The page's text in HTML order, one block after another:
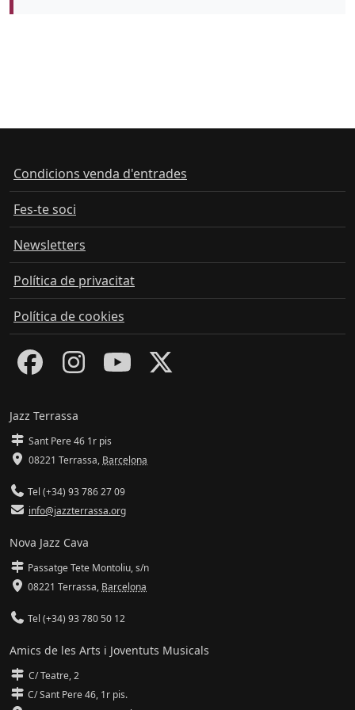
Condicions venda d'entrades
Fes-te soci
Newsletters
Política de privacitat
Política de cookies
Jazz Terrassa
Sant Pere 46 1r pis
08221 Terrassa, Barcelona
Tel (+34) 93 786 27 09
info@jazzterrassa.org
Nova Jazz Cava
Passatge Tete Montoliu, s/n
08221 Terrassa, Barcelona
Tel (+34) 93 780 50 12
Amics de les Arts i Joventuts Musicals
C/ Teatre, 2
C/ Sant Pere 46, 1r pis.